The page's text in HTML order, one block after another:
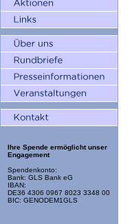
Ihre Spende ermöglicht unser
Engagement
Spendenkonto:
Bank: GLS Bank eG
IBAN:
DE36 4306 0967 8023 3348 00
BIC: GENODEM1GLS